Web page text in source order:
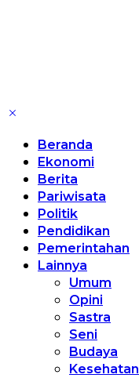
Beranda
Ekonomi
Berita
Pariwisata
Politik
Pendidikan
Pemerintahan
Lainnya
Umum
Opini
Sastra
Seni
Budaya
Kesehatan